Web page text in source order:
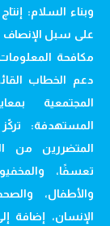
وبناء السلام:
على سبل الإنصاف
مكافحة
دعم الخطاب
المجتمعية
المستهدفة:
المتضررين من
تعسفًا،
والأطفال،
الإنسان، إضافة